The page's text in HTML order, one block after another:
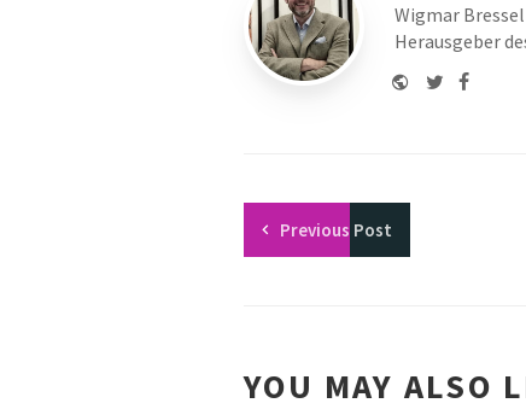
Wigmar
Herausgeber
Website
Twitter
Previous Post
YOU MAY ALSO